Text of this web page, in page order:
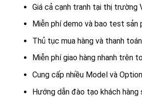
Giá cả cạnh tranh tại thị trường
Miễn phí demo và bao test sản
Thủ tục mua hàng và thanh
Miễn phí giao hàng nhanh trên
Cung cấp nhiều Model và
Hướng dẫn đào tạo khách